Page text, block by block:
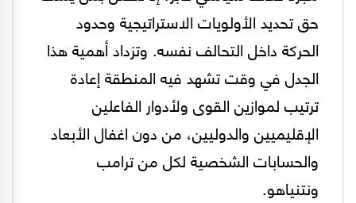
حق تحديد الأولويات الاستراتيجية وحدود
الحركة داخل التحالف نفسه. وتزداد أهمية هذا
الجدل في وقت تشهد فيه المنطقة إعادة
ترتيب لموازين القوى ولأدوار الفاعلين
الإقليميين والدوليين، من دون اغفال الأبعاد
والحسابات الشخصية لكل من ترامب
ونتنياهو.